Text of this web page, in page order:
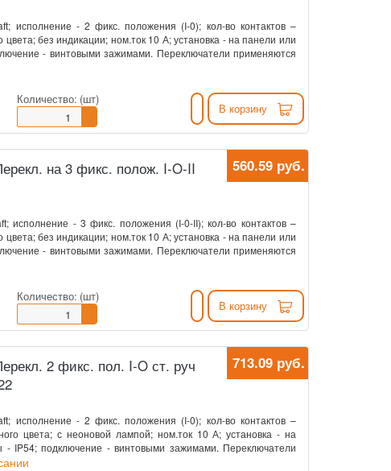
исполнение - 2 фикс. положения (I-0); кол-во контактов –
без индикации; ном.ток 10 А; установка - на панели или
- винтовыми зажимами. Переключатели применяются
Количество: (шт)
В корзину
560.59 руб.
на 3 фикс. полож. I-O-II
исполнение - 3 фикс. положения (I-0-II); кол-во контактов –
без индикации; ном.ток 10 А; установка - на панели или
- винтовыми зажимами. Переключатели применяются
Количество: (шт)
В корзину
713.09 руб.
2 фикс. пол. I-O ст. руч
исполнение - 2 фикс. положения (I-0); кол-во контактов –
цвета; с неоновой лампой; ном.ток 10 А; установка - на
IP54; подключение - винтовыми зажимами. Переключатели